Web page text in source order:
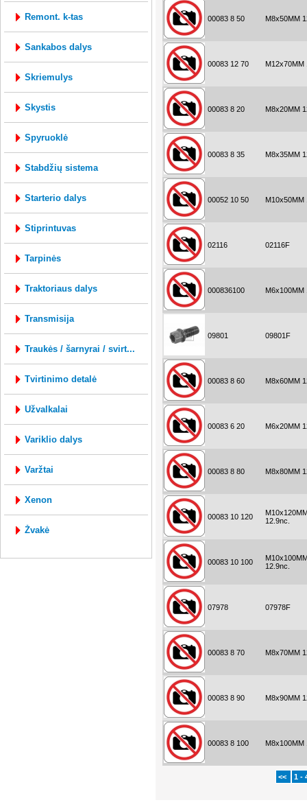
remont. k-tas
sankabos dalys
skriemulys
skystis
spyruoklė
stabdžių sistema
starterio dalys
stiprintuvas
tarpinės
traktoriaus dalys
transmisija
traukės / šarnyrai / svirt...
tvirtinimo detalė
užvalkalai
variklio dalys
varžtai
xenon
žvakė
00083 8 50 M8x50MM
00083 12 70 M12x70MM
00083 8 20 M8x20MM
00083 8 35 M8x35MM
00052 10 50 M10x50MM
02116 02116F
000836100 M6x100MM
09801 09801F
00083 8 60 M8x60MM
00083 6 20 M6x20MM
00083 8 80 M8x80MM
00083 10 120
12.9nc.
00083 10 100
12.9nc.
07978 07978F
00083 8 70 M8x70MM
00083 8 90 M8x90MM
00083 8 100 M8x100MM
<< 1 -